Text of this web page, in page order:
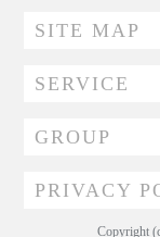
SITE MAP
SERVICE
GROUP
PRIVACY
Copyright